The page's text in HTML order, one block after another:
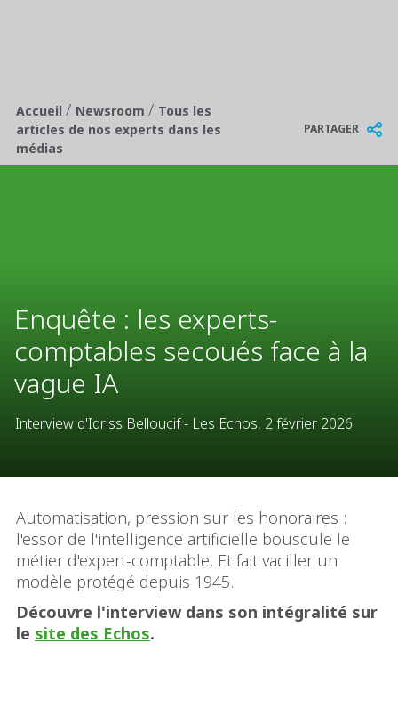
Breadcrumb
Accueil/ Newsroom/ Tous les
articles de nos experts dans les
médias
PARTAGER
Enquête : les experts-
comptables secoués face à la
vague IA
Interview d'Idriss Belloucif - Les Echos, 2 février 2026
Automatisation, pression sur les honoraires :
l'essor de l'intelligence artificielle bouscule le
métier d'expert-comptable. Et fait vaciller un
modèle protégé depuis 1945.
Découvre l'interview dans son intégralité sur
le site des Echos.